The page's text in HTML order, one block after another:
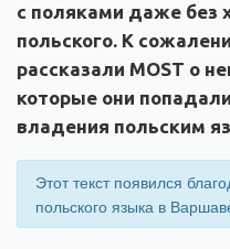
с поляками даже без
польского. К
рассказали MOST о
которые они
владения польским
Этот текст появился
польского языка в